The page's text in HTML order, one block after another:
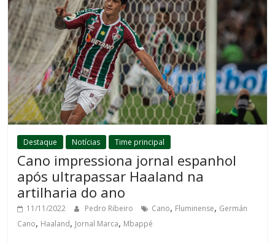
Destaque Notícias Time principal
Cano impressiona jornal espanhol
após ultrapassar Haaland na
artilharia do ano
11/11/2022 Pedro Ribeiro Cano, Fluminense, Germán
Cano, Haaland, Jornal Marca, Mbappé